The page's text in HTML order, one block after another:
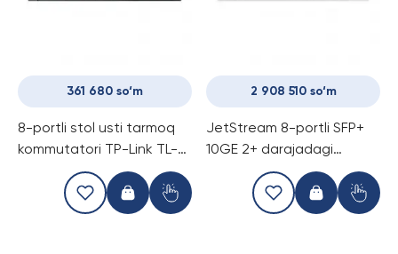
361 680 so‘m
8-portli stol usti tarmoq
kommutatori TP-Link TL-
2 908 510 so‘m
JetStream 8-portli SFP+
10GE 2+ darajadagi
boshqariladigan
kommutator TP-Link TL-
SX3008F